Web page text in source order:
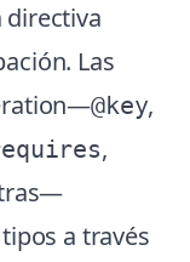
directiva
Las
@key,
,
a través